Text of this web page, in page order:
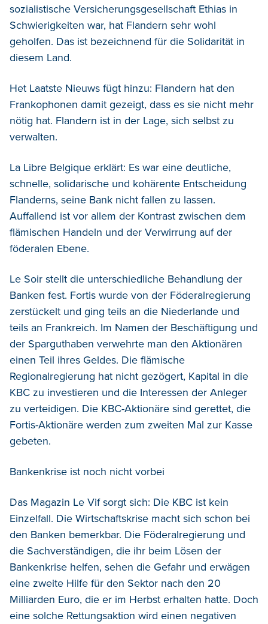
sozialistische Versicherungsgesellschaft Ethias in
Schwierigkeiten war, hat Flandern sehr wohl
geholfen. Das ist bezeichnend für die Solidarität in
diesem Land.
Het Laatste Nieuws fügt hinzu: Flandern hat den
Frankophonen damit gezeigt, dass es sie nicht mehr
nötig hat. Flandern ist in der Lage, sich selbst zu
verwalten.
La Libre Belgique erklärt: Es war eine deutliche,
schnelle, solidarische und kohärente Entscheidung
Flanderns, seine Bank nicht fallen zu lassen.
Auffallend ist vor allem der Kontrast zwischen dem
flämischen Handeln und der Verwirrung auf der
föderalen Ebene.
Le Soir stellt die unterschiedliche Behandlung der
Banken fest. Fortis wurde von der Föderalregierung
zerstückelt und ging teils an die Niederlande und
teils an Frankreich. Im Namen der Beschäftigung und
der Sparguthaben verwehrte man den Aktionären
einen Teil ihres Geldes. Die flämische
Regionalregierung hat nicht gezögert, Kapital in die
KBC zu investieren und die Interessen der Anleger
zu verteidigen. Die KBC-Aktionäre sind gerettet, die
Fortis-Aktionäre werden zum zweiten Mal zur Kasse
gebeten.
Bankenkrise ist noch nicht vorbei
Das Magazin Le Vif sorgt sich: Die KBC ist kein
Einzelfall. Die Wirtschaftskrise macht sich schon bei
den Banken bemerkbar. Die Föderalregierung und
die Sachverständigen, die ihr beim Lösen der
Bankenkrise helfen, sehen die Gefahr und erwägen
eine zweite Hilfe für den Sektor nach den 20
Milliarden Euro, die er im Herbst erhalten hatte. Doch
eine solche Rettungsaktion wird einen negativen